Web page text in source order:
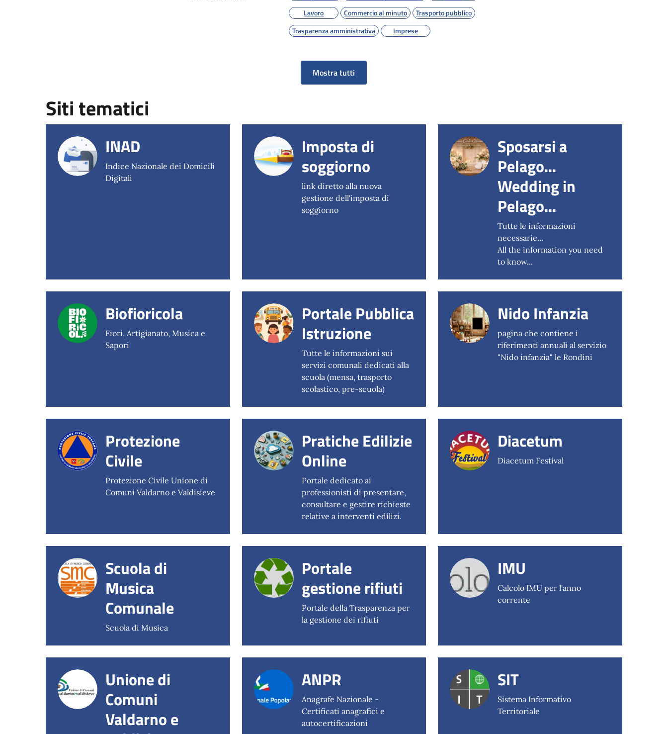
Lavoro
Commercio al minuto
Trasporto pubblico
Trasparenza amministrativa
Imprese
Mostra tutti
Siti tematici
INAD
Indice Nazionale dei Domicili
Digitali
Imposta di
soggiorno
link diretto alla nuova
gestione dell'imposta di
soggiorno
Sposarsi a
Pelago...
Wedding in
Pelago...
Tutte le informazioni
necessarie...
All the information you need
to know...
Biofioricola
Fiori, Artigianato, Musica e
Sapori
Portale Pubblica
Istruzione
Tutte le informazioni sui
servizi comunali dedicati alla
scuola (mensa, trasporto
scolastico, pre-scuola)
Nido Infanzia
pagina che contiene i
riferimenti annuali al servizio
"Nido infanzia" le Rondini
Protezione
Civile
Protezione Civile Unione di
Comuni Valdarno e Valdisieve
Pratiche Edilizie
Online
Portale dedicato ai
professionisti di presentare,
consultare e gestire richieste
relative a interventi edilizi.
Diacetum
Diacetum Festival
Scuola di
Musica
Comunale
Scuola di Musica
Portale
gestione rifiuti
Portale della Trasparenza per
la gestione dei rifiuti
IMU
Calcolo IMU per l'anno
corrente
Unione di
Comuni
Valdarno e
ANPR
Anagrafe Nazionale -
Certificati anagrafici e
autocertificazioni
SIT
Sistema Informativo
Territoriale